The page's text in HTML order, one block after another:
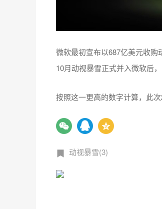
微软最初宣布以687亿美元收
10月动视暴雪正式并入微软后
按照这一更高的数字计算，此
动视暴雪(3)